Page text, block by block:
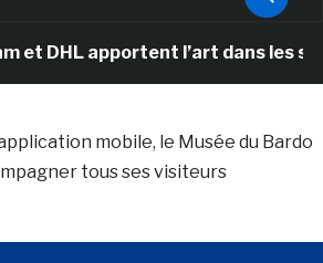
DHL apportent l’art dans les
mobile, le Musée du Bardo
tous ses visiteurs